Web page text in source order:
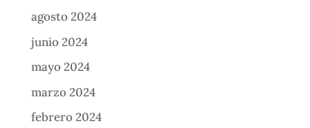
agosto 2024
junio 2024
mayo 2024
marzo 2024
febrero 2024